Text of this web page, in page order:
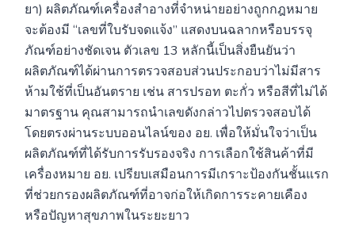
ยา) ผลิตภัณฑ์เครื่องสำอางที่จำหน่ายอย่างถูกกฎหมาย
จะต้องมี “เลขที่ใบรับจดแจ้ง” แสดงบนฉลากหรือบรรจุ
ภัณฑ์อย่างชัดเจน ตัวเลข 13 หลักนี้เป็นสิ่งยืนยันว่า
ผลิตภัณฑ์ได้ผ่านการตรวจสอบส่วนประกอบว่าไม่มีสาร
ห้ามใช้ที่เป็นอันตราย เช่น สารปรอท ตะกั่ว หรือสีที่ไม่ได้
มาตรฐาน คุณสามารถนำเลขดังกล่าวไปตรวจสอบได้
โดยตรงผ่านระบบออนไลน์ของ อย. เพื่อให้มั่นใจว่าเป็น
ผลิตภัณฑ์ที่ได้รับการรับรองจริง การเลือกใช้สินค้าที่มี
เครื่องหมาย อย. เปรียบเสมือนการมีเกราะป้องกันชั้นแรก
ที่ช่วยกรองผลิตภัณฑ์ที่อาจก่อให้เกิดการระคายเคือง
หรือปัญหาสุขภาพในระยะยาว